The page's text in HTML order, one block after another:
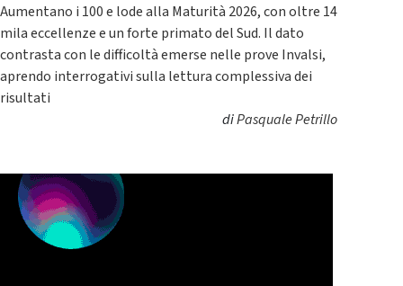
Aumentano i 100 e lode alla Maturità 2026, con oltre 14
mila eccellenze e un forte primato del Sud. Il dato
contrasta con le difficoltà emerse nelle prove Invalsi,
aprendo interrogativi sulla lettura complessiva dei
risultati
diPasquale Petrillo